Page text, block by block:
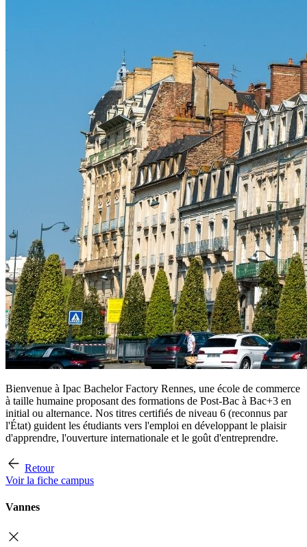
Bienvenue à Ipac Bachelor Factory Rennes, une école de commerce
à taille humaine proposant des formations de Post-Bac à Bac+3 en
initial ou alternance. Nos titres certifiés de niveau 6 (reconnus par
l'État) guident les étudiants vers l'emploi en développant le plaisir
d'apprendre, l'ouverture internationale et le goût d'entreprendre.
Retour
Voir la fiche campus
Vannes